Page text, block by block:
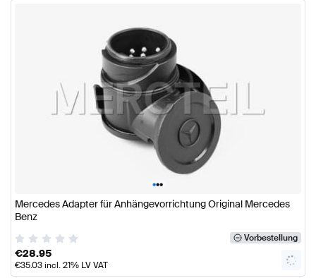
•••
Mercedes Adapter für Anhängevorrichtung Original Mercedes
Benz
Vorbestellung
€28.95
€35.03incl. 21% LV VAT